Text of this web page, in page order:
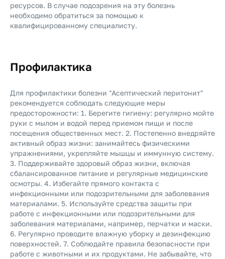
ресурсов. В случае подозрения на эту болезнь
необходимо обратиться за помощью к
квалифицированному специалисту.
Профилактика
Для профилактики болезни "Асептический перитонит"
рекомендуется соблюдать следующие меры
предосторожности: 1. Берегите гигиену: регулярно мойте
руки с мылом и водой перед приемом пищи и после
посещения общественных мест. 2. Постепенно внедряйте
активный образ жизни: занимайтесь физическими
упражнениями, укрепляйте мышцы и иммунную систему.
3. Поддерживайте здоровый образ жизни, включая
сбалансированное питание и регулярные медицинские
осмотры. 4. Избегайте прямого контакта с
инфекционными или подозрительными для заболевания
материалами. 5. Используйте средства защиты при
работе с инфекционными или подозрительными для
заболевания материалами, например, перчатки и маски.
6. Регулярно проводите влажную уборку и дезинфекцию
поверхностей. 7. Соблюдайте правила безопасности при
работе с животными и их продуктами. Не забывайте, что